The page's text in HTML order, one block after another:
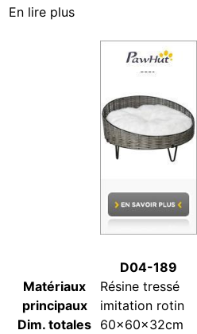
En lire plus
D04-189
Matériaux
principaux
Résine tressé
imitation rotin
Dim. totales 60x60x32cm